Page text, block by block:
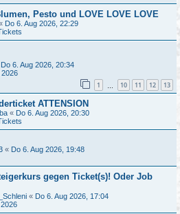
Pesto und LOVE LOVE LOVE
Do 6. Aug 2026, 22:29
Do 6. Aug 2026, 20:34
1 10 11 12 13
ATTENSION
« Do 6. Aug 2026, 20:30
« Do 6. Aug 2026, 19:48
gegen Ticket(s)! Oder Job
« Do 6. Aug 2026, 17:04